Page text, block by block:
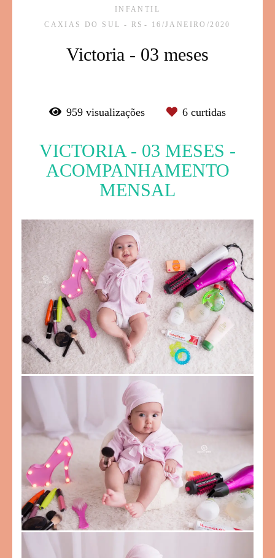
INFANTIL
CAXIAS DO SUL - RS
16/JANEIRO/2020
Victoria - 03 meses
959 visualizações 6 curtidas
VICTORIA - 03 MESES -
ACOMPANHAMENTO
MENSAL